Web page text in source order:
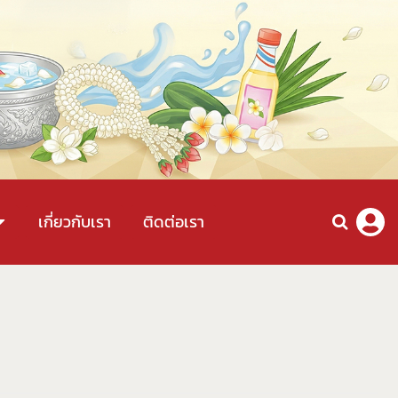
เกี่ยวกับเรา ติดต่อเรา